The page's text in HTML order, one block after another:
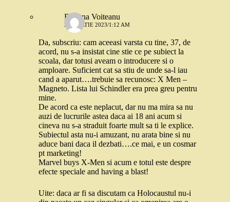
Roxana Voiteanu
21 MARTIE 2023/1:12 AM
Da, subscriu: cam aceeasi varsta cu tine, 37, de
acord, nu s-a insistat cine stie ce pe subiect la
scoala, dar totusi aveam o introducere si o
amploare. Suficient cat sa stiu de unde sa-l iau
cand a aparut….trebuie sa recunosc: X Men –
Magneto. Lista lui Schindler era prea greu pentru
mine.
De acord ca este neplacut, dar nu ma mira sa nu
auzi de lucrurile astea daca ai 18 ani acum si
cineva nu s-a straduit foarte mult sa ti le explice.
Subiectul asta nu-i amuzant, nu arata bine si nu
aduce bani daca il dezbati….ce mai, e un cosmar
pt marketing!
Marvel buys X-Men si acum e totul este despre
efecte speciale and having a blast!
Uite: daca ar fi sa discutam ca Holocaustul nu-i